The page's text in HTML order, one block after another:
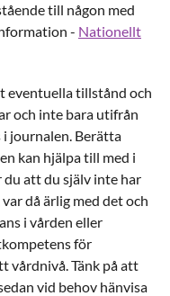
till någon med
- Nationellt
eventuella tillstånd och
och inte bara utifrån
i journalen. Berätta
kan hjälpa till med i
att du själv inte har
då ärlig med det och
i vården eller
för
vårdnivå. Tänk på att
vid behov hänvisa